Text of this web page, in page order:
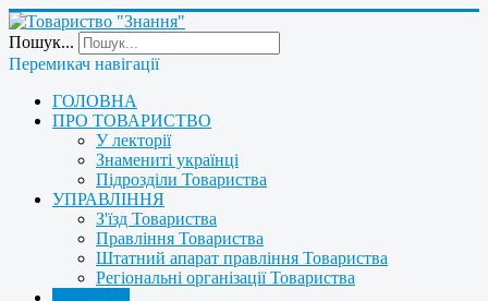
Пошук...
Перемикач навігації
ГОЛОВНА
ПРО ТОВАРИСТВО
У лекторії
Знамениті українці
Підрозділи Товариства
УПРАВЛІННЯ
З'їзд Товариства
Правління Товариства
Штатний апарат правління Товариства
Регіональні організації Товариства